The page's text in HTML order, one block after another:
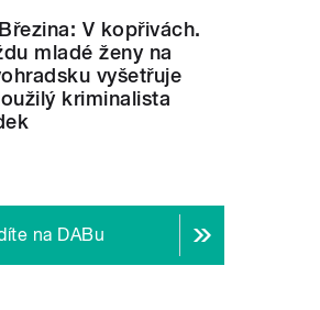
V kopřivách.
mladé ženy na
vyšetřuje
kriminalista
na DABu